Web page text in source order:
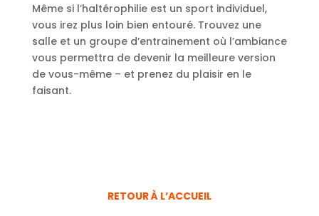
Même si l’haltérophilie est un sport individuel,
vous irez plus loin bien entouré. Trouvez une
salle et un groupe d’entrainement où l’ambiance
vous permettra de devenir la meilleure version
de vous-même – et prenez du plaisir en le
faisant.
RETOUR À L’ACCUEIL